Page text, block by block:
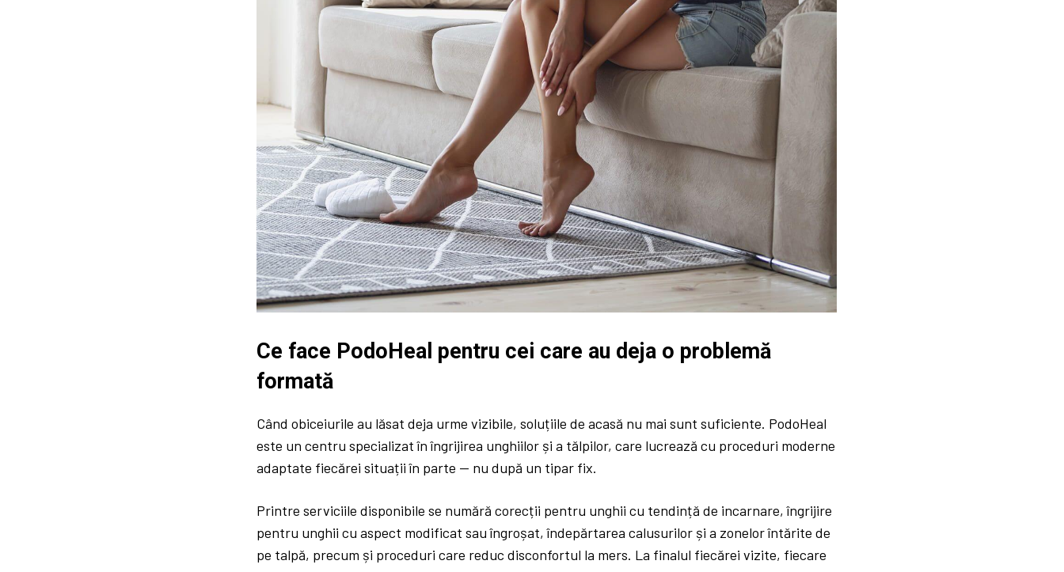
Ce face PodoHeal pentru cei care au deja o problemă
formată
Când obiceiurile au lăsat deja urme vizibile, soluțiile de acasă nu mai sunt suficiente. PodoHeal
este un centru specializat în îngrijirea unghiilor și a tălpilor, care lucrează cu proceduri moderne
adaptate fiecărei situații în parte — nu după un tipar fix.
Printre serviciile disponibile se numără corecții pentru unghii cu tendință de incarnare, îngrijire
pentru unghii cu aspect modificat sau îngroșat, îndepărtarea calusurilor și a zonelor întărite de
pe talpă, precum și proceduri care reduc disconfortul la mers. La finalul fiecărei vizite, fiecare